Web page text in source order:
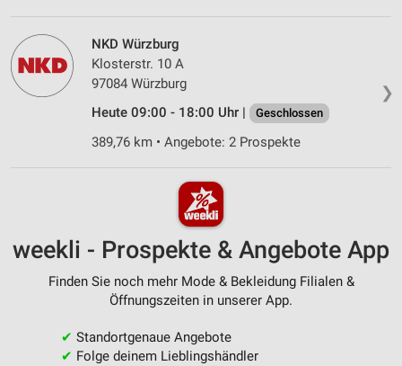
❯
NKD Würzburg
Klosterstr. 10 A
97084 Würzburg
Heute 09:00 - 18:00 Uhr |
Geschlossen
389,76 km • Angebote: 2 Prospekte
weekli - Prospekte & Angebote App
Finden Sie noch mehr Mode & Bekleidung Filialen &
Öffnungszeiten in unserer App.
✔ Standortgenaue Angebote
✔ Folge deinem Lieblingshändler